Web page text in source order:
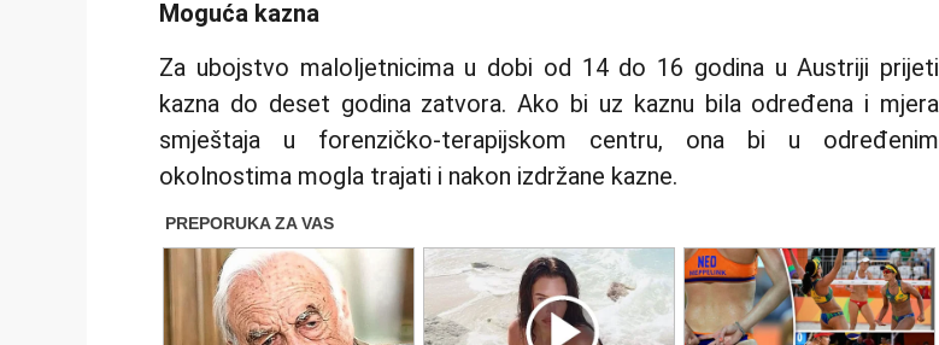
Moguća kazna
Za ubojstvo maloljetnicima u dobi od 14 do 16 godina u Austriji prijeti
kazna do deset godina zatvora. Ako bi uz kaznu bila određena i mjera
smještaja u forenzičko-terapijskom centru, ona bi u određenim
okolnostima mogla trajati i nakon izdržane kazne.